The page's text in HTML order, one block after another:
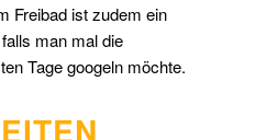
Freibad ist zudem ein
man mal die
Tage googeln möchte.